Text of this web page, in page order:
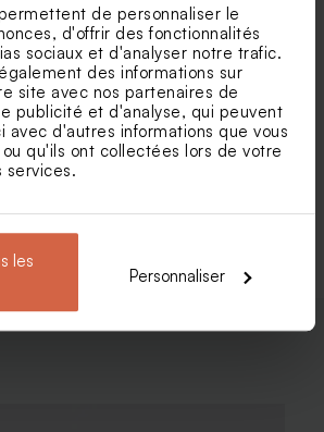
de personnaliser le
d'offrir des fonctionnalités
sociaux et d'analyser notre trafic.
des informations sur
site avec nos partenaires de
publicité et d'analyse, qui peuvent
avec d'autres informations que vous
qu'ils ont collectées lors de votre
services.
les
Personnaliser
Carte remerciement
naissance envolée de fleurs
des champs
naissance